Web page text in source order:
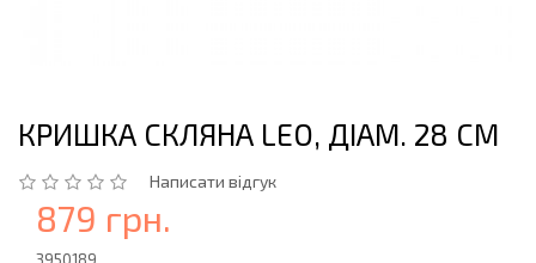
КРИШКА СКЛЯНА LEO, ДІАМ. 28 СМ
Написати відгук
879 грн.